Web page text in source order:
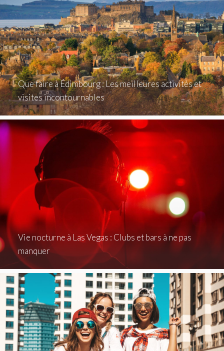
Que faire à Édimbourg : Les meilleures activités et
visites incontournables
Vie nocturne à Las Vegas : Clubs et bars à ne pas
manquer